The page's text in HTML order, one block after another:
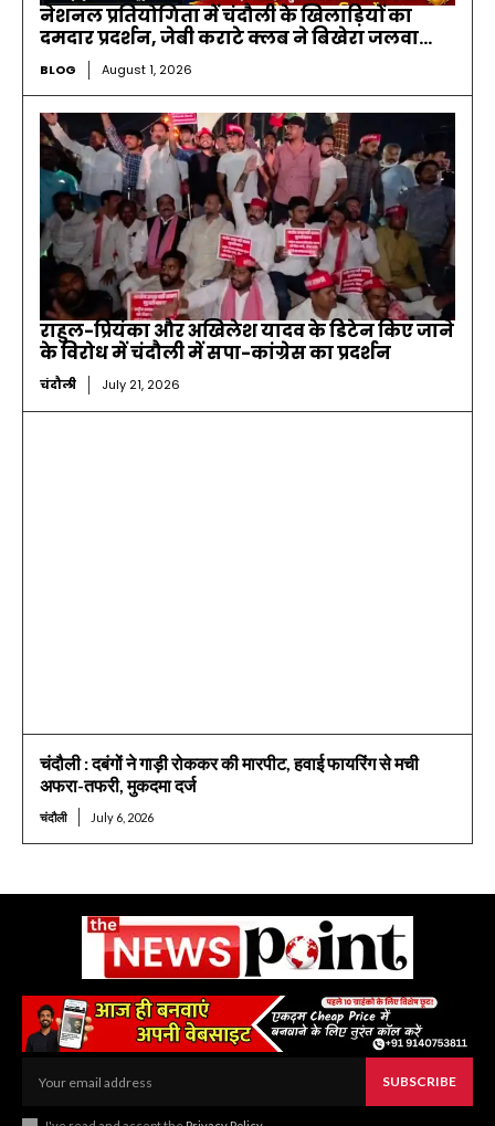
नेशनल प्रतियोगिता में चंदौली के खिलाड़ियों का
दमदार प्रदर्शन, जेबी कराटे क्लब ने बिखेरा जलवा…
BLOG August 1, 2026
राहुल-प्रियंका और अखिलेश यादव के डिटेन किए जाने
के विरोध में चंदौली में सपा-कांग्रेस का प्रदर्शन
चंदौली July 21, 2026
चंदौली : दबंगों ने गाड़ी रोककर की मारपीट, हवाई फायरिंग से मची
अफरा-तफरी, मुकदमा दर्ज
चंदौली July 6, 2026
SUBSCRIBE